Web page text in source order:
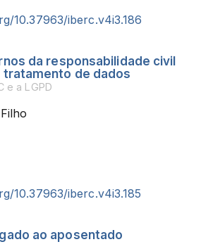
10.37963/iberc.v4i3.186
da responsabilidade civil
de dados
e a LGPD
10.37963/iberc.v4i3.185
ao aposentado